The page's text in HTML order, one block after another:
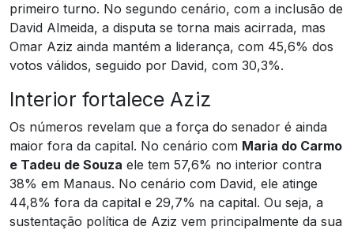
primeiro turno. No segundo cenário, com a inclusão de
David Almeida, a disputa se torna mais acirrada, mas
Omar Aziz ainda mantém a liderança, com 45,6% dos
votos válidos, seguido por David, com 30,3%.
Interior fortalece Aziz
Os números revelam que a força do senador é ainda
maior fora da capital. No cenário com Maria do Carmo
e Tadeu de Souza ele tem 57,6% no interior contra
38% em Manaus. No cenário com David, ele atinge
44,8% fora da capital e 29,7% na capital. Ou seja, a
sustentação política de Aziz vem principalmente da sua